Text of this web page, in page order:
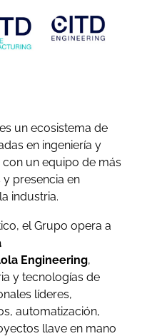
un ecosistema de
en ingeniería y
un equipo de más
presencia en
industria.
el Grupo opera a
Engineering,
y tecnologías de
líderes,
automatización,
llave en mano